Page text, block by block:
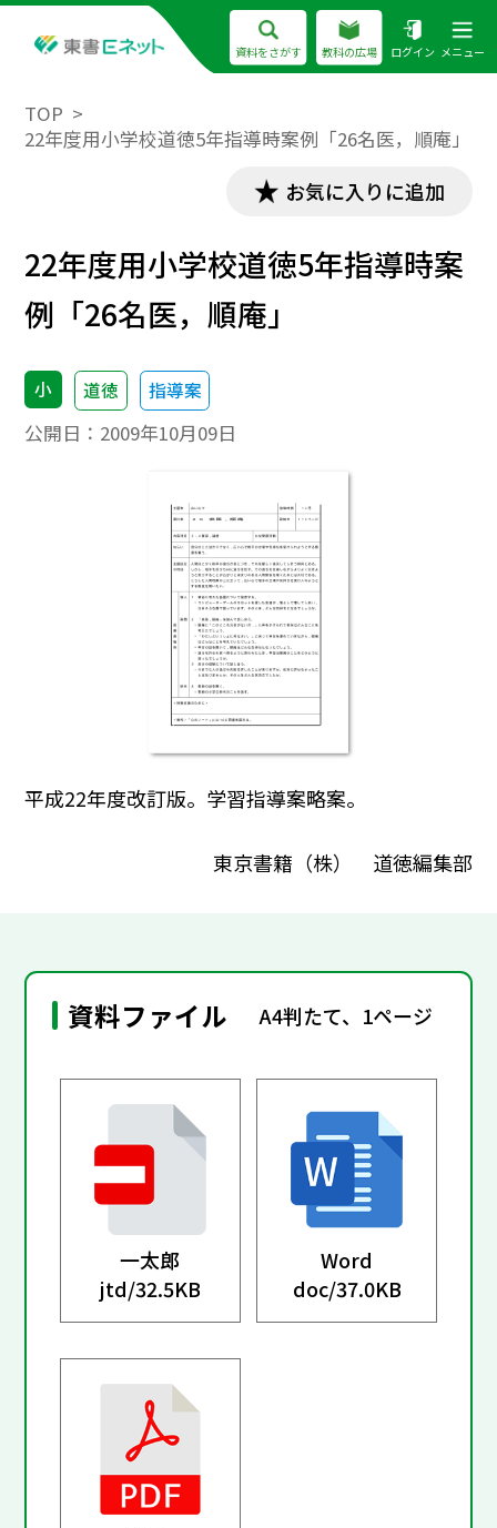
資料をさがす 教科の広場 ログイン メニュー
TOP
22年度用小学校道徳5年指導時案例「26名医，順庵」
お気に入りに追加
22年度用小学校道徳5年指導時案
例「26名医，順庵」
小 道徳 指導案
公開日： 2009年10月09日
平成22年度改訂版。学習指導案略案。
東京書籍（株） 道徳編集部
資料ファイル A4判たて、1ページ
一太郎
jtd/32.5KB
Word
doc/37.0KB